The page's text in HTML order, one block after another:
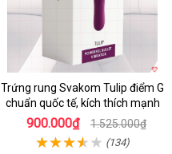
Trứng rung Svakom Tulip điểm G
chuẩn quốc tế, kích thích mạnh
900.000₫ 1.525.000₫
(134)